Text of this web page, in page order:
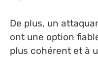
De plus, un
ont une option
plus cohérent et à